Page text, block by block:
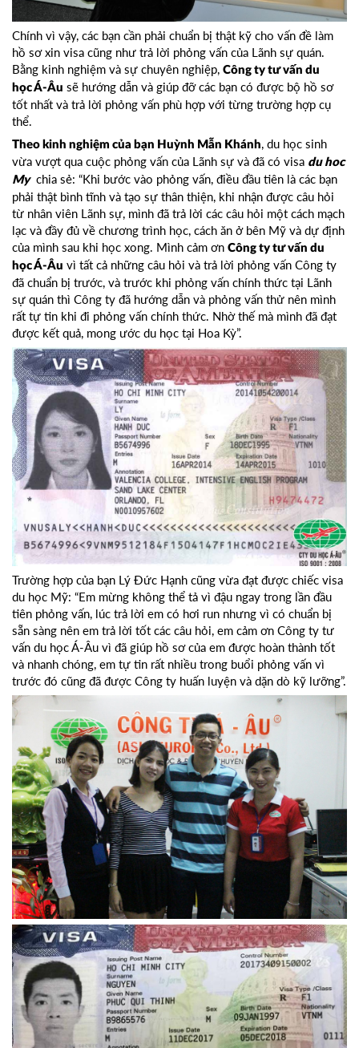
Chính vì vậy, các bạn cần phải chuẩn bị thật kỹ cho vấn đề làm
hồ sơ xin visa cũng như trả lời phỏng vấn của Lãnh sự quán.
Bằng kinh nghiệm và sự chuyên nghiệp, Công ty tư vấn du
họcÁ-Âu sẽ hướng dẫn và giúp đỡ các bạn có được bộ hồ sơ
tốt nhất và trả lời phỏng vấn phù hợp với từng trường hợp cụ
thể.
Theo kinh nghiệm của bạn Huỳnh Mẫn Khánh, du học sinh
vừa vượt qua cuộc phỏng vấn của Lãnh sự và đã có visa du hoc
Mychia sẻ: “Khi bước vào phỏng vấn, điều đầu tiên là các bạn
phải thật bình tĩnh và tạo sự thân thiện, khi nhận được câu hỏi
từ nhân viên Lãnh sự, mình đã trả lời các câu hỏi một cách mạch
lạc và đầy đủ về chương trình học, cách ăn ở bên Mỹ và dự định
của mình sau khi học xong. Mình cảm ơn Công ty tư vấn du
họcÁ-Âu vì tất cả những câu hỏi và trả lời phỏng vấn Công ty
đã chuẩn bị trước, và trước khi phỏng vấn chính thức tại Lãnh
sự quán thì Công ty đã hướng dẫn và phỏng vấn thử nên mình
rất tự tin khi đi phỏng vấn chính thức. Nhờ thế mà mình đã đạt
được kết quả, mong ước du học tại Hoa Kỳ”.
Trường hợp của bạn Lý Đức Hạnh cũng vừa đạt được chiếc visa
du học Mỹ: “Em mừng không thể tả vì đậu ngay trong lần đầu
tiên phỏng vấn, lúc trả lời em có hơi run nhưng vì có chuẩn bị
sẵn sàng nên em trả lời tốt các câu hỏi, em cảm ơn Công ty tư
vấn du học Á-Âu vì đã giúp hồ sơ của em được hoàn thành tốt
và nhanh chóng, em tự tin rất nhiều trong buổi phỏng vấn vì
trước đó cũng đã được Công ty huấn luyện và dặn dò kỹ lưỡng”.